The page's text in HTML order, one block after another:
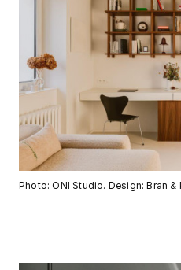
Photo: ONI Studio. Design: Bran &